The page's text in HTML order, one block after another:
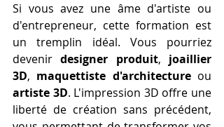
Si vous avez une âme d'artiste ou
d'entrepreneur, cette formation est
un tremplin idéal. Vous pourriez
devenir designer produit, joaillier
3D, maquettiste d'architecture
artiste 3D. L'impression 3D offre une
liberté de création sans précédent,